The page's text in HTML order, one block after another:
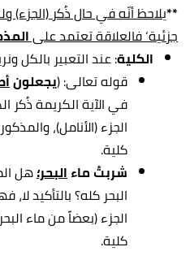
**يلاحظ أنّه في حال ذُكر (الجزء)
جزئية‘ فالعلاقة تعتمد على
الكلية: عند التعبير بالكل
قوله تعالى: (يجعلون
في الآية الكريمة ذُكر
الجزء (الأنامل)،
كلية.
شربتُ ماءالبحر؛هل
البحر كله؟ بالتأكيد لا،
الجزء (بعضاً من ماء
كلية.